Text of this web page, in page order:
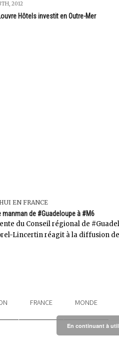
2012
Hôtels investit en Outre-Mer
EN FRANCE
manman de #Guadeloupe à #M6
du Conseil régional de
Lincertin réagit à la diffusion
FRANCE MONDE
En continuant à